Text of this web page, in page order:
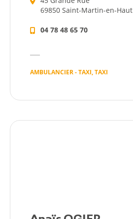
69850 Saint-Martin-en-Haut
04 78 48 65 70
AMBULANCIER - TAXI, TAXI